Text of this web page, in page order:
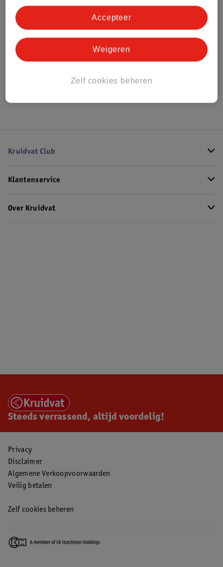
Bestel & Bezorginformatie
Bekijk ook
Lucovitaal Alle Vitamine D
Kruidvat Club
Klantenservice
Over Kruidvat
Steeds verrassend, altijd voordelig!
Privacy
Disclaimer
Algemene Verkoopvoorwaarden
Veilig betalen
Zelf cookies beheren
Zelf cookies beheren
Weigeren
Accepteer